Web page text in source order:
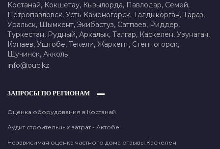
Костанай, Кокшетау, Кызылорда, Павлодар, Семей,
Петропавловск, Усть-Каменогорск, Талдыкорган, Тараз,
Уральск, Шымкент, Экибастуз, Сатпаев, Риддер,
Туркестан, Рудный, Аркалык, Талгар, Каскелен, Узунагач,
Конаев, Уштобе, Текели, Жаркент, Степногорск,
Щучинск, Акколь
info@ouc.kz
ЗАПРОСЫ ПО РЕГИОНАМ
Оценка оборудования в Костанай
Аудит строительных затрат - Актобе
Независимая оценка частного дома отзывы Каскелен